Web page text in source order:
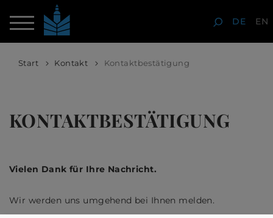
DE EN
Start Kontakt Kontaktbestätigung
KONTAKTBESTÄTIGUNG
Vielen Dank für Ihre Nachricht.
Wir werden uns umgehend bei Ihnen melden.